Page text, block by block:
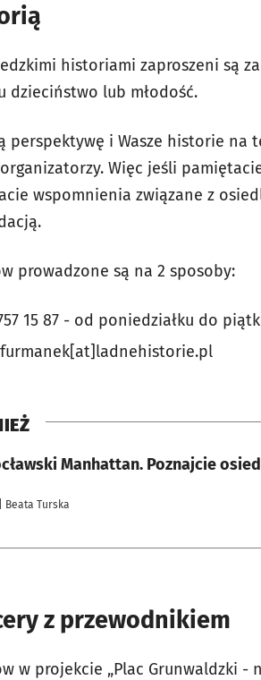
historiami zaproszeni są
dzieciństwo lub młodość.
perspektywę i Wasze historie na
Więc jeśli
wspomnienia związane z
prowadzone są na 2 sposoby:
15 87 - od poniedziałku do
Manhattan. Poznajcie
| Beata Turska
z przewodnikiem
w projekcie „Plac Grunwaldzki -